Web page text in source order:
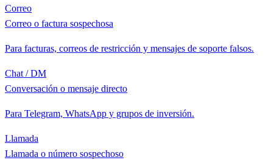
Correo
Correo o factura sospechosa
Para facturas, correos de restricción y mensajes de soporte falsos.
Chat / DM
Conversación o mensaje directo
Para Telegram, WhatsApp y grupos de inversión.
Llamada
Llamada o número sospechoso